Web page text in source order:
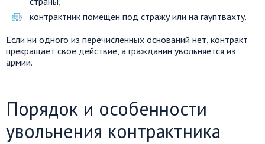
контрактник помещен под стражу или на гауптвахту.
Если ни одного из перечисленных оснований нет, контракт
прекращает свое действие, а гражданин увольняется из
армии.
Порядок и особенности
увольнения контрактника